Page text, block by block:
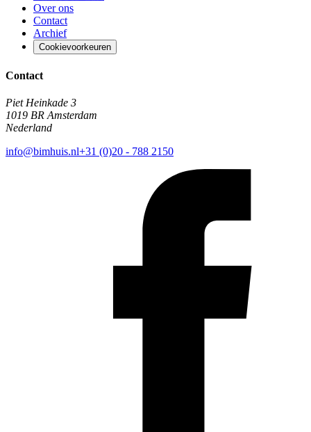
Over ons
Contact
Archief
Cookievoorkeuren
Contact
Piet Heinkade 3
1019 BR Amsterdam
Nederland
info@bimhuis.nl+31 (0)20 - 788 2150